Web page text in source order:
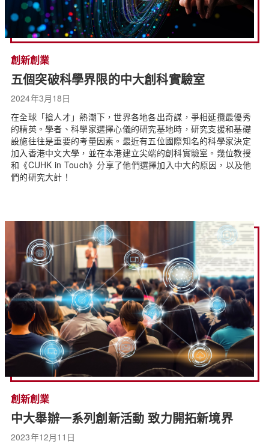
創新創業
五個突破科學界限的中大創科實驗室
2024年3月18日
在全球「搶人才」熱潮下，世界各地各出奇謀，爭相延攬最優秀
的精英。學者、科學家選擇心儀的研究基地時，研究支援和基礎
設施往往是重要的考量因素。最近有五位國際知名的科學家決定
加入香港中文大學，並在本港建立尖端的創科實驗室。幾位教授
和《CUHK in Touch》分享了他們選擇加入中大的原因，以及他
們的研究大計！
創新創業
中大舉辦一系列創新活動 致力開拓新境界
2023年12月11日